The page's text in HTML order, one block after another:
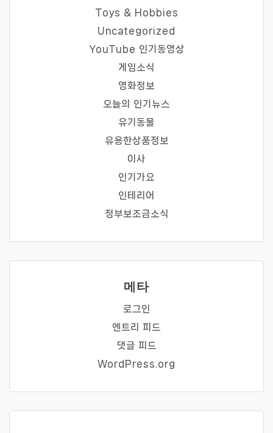
Toys & Hobbies
Uncategorized
YouTube 인기동영상
게임소식
영화정보
오늘의 인기뉴스
유기동물
유용한상품정보
이사
인기가요
인테리어
정부보조금소식
메타
로그인
엔트리 피드
댓글 피드
WordPress.org